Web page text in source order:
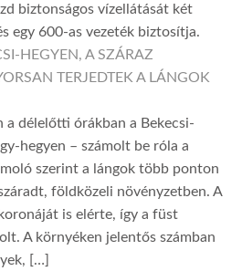
biztonságos vízellátását két
egy 600-as vezeték biztosítja.
HEGYEN, A SZÁRAZ
TERJEDTEK A LÁNGOK
a délelőtti órákban a Bekecsi-
hegyen – számolt be róla a
szerint a lángok több ponton
földközeli növényzetben. A
is elérte, így a füst
A környéken jelentős számban
[…]